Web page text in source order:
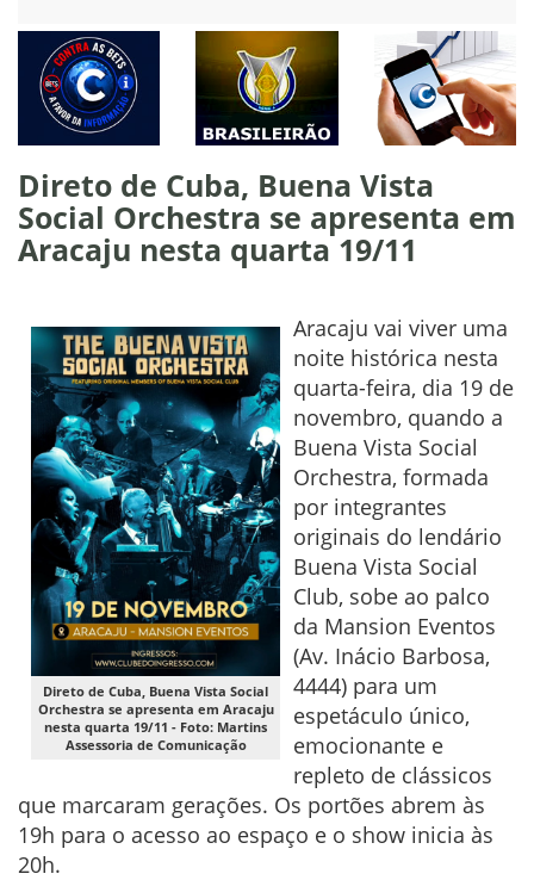
Direto de Cuba, Buena Vista
Social Orchestra se apresenta em
Aracaju nesta quarta 19/11
Direto de Cuba, Buena Vista Social
Orchestra se apresenta em Aracaju
nesta quarta 19/11 - Foto: Martins
Assessoria de Comunicação
Aracaju vai viver uma
noite histórica nesta
quarta-feira, dia 19 de
novembro, quando a
Buena Vista Social
Orchestra, formada
por integrantes
originais do lendário
Buena Vista Social
Club, sobe ao palco
da Mansion Eventos
(Av. Inácio Barbosa,
4444) para um
espetáculo único,
emocionante e
repleto de clássicos
que marcaram gerações. Os portões abrem às
19h para o acesso ao espaço e o show inicia às
20h.